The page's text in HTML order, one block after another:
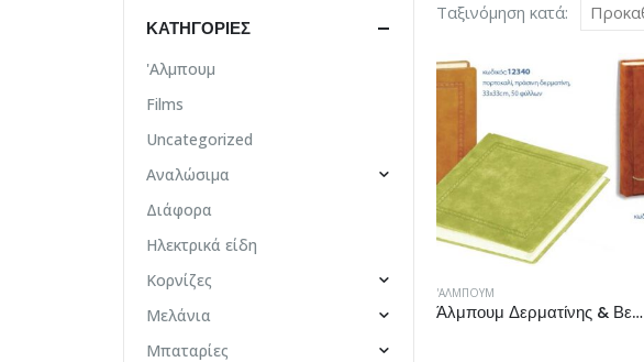
Ταξινόμηση κατά:
'ΑΛΜΠΟΥΜ
Άλμπουμ Δερματίνης & Βελουτέ Flock
ΚΑΤΗΓΟΡΊΕΣ
'Αλμπουμ
Films
Uncategorized
Αναλώσιμα
Διάφορα
Ηλεκτρικά είδη
Κορνίζες
Μελάνια
Μπαταρίες